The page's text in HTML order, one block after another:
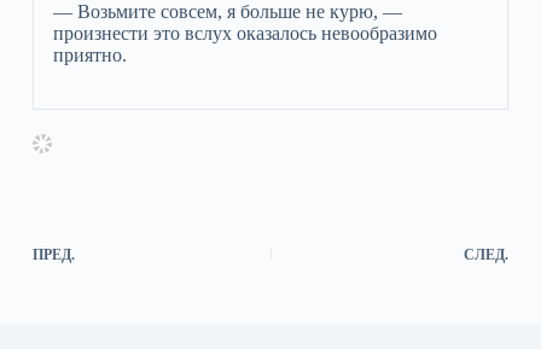
— Возьмите совсем, я больше не курю, —
произнести это вслух оказалось невообразимо
приятно.
ПРЕД. СЛЕД.